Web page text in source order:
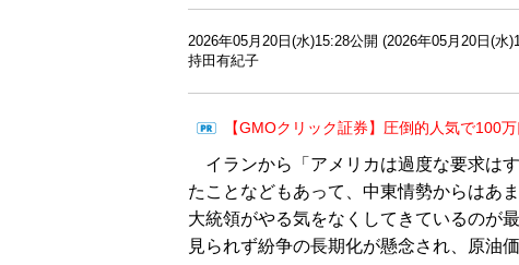
2026年05月20日(水)15:28公開 (2026年05月20日(水
持田有紀子
【GMOクリック証券】圧倒的人気で100
イランから「アメリカは過度な要求は
たことなどもあって、中東情勢からはあ
大統領がやる気をなくしてきているのが
見られず紛争の長期化が懸念され、原油